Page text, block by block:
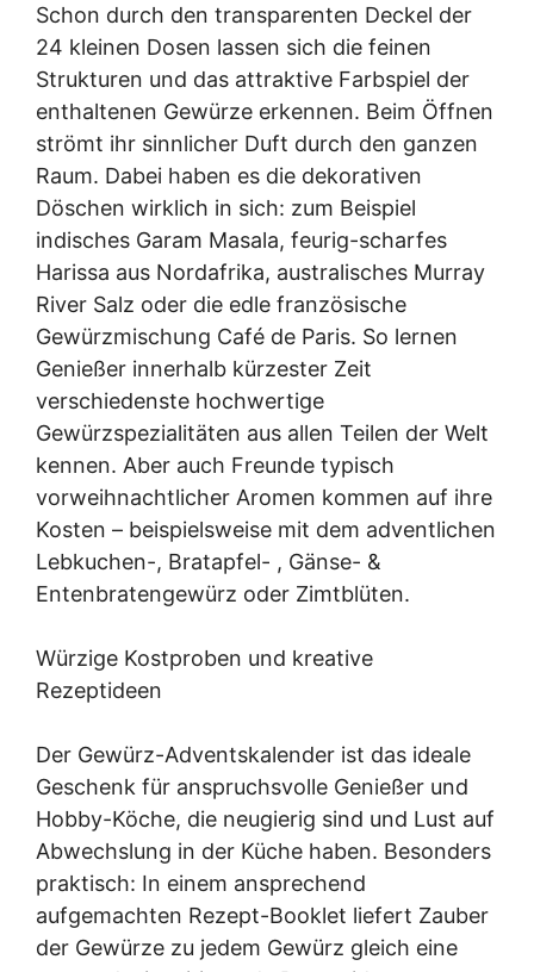
Schon durch den transparenten Deckel der
24 kleinen Dosen lassen sich die feinen
Strukturen und das attraktive Farbspiel der
enthaltenen Gewürze erkennen. Beim Öffnen
strömt ihr sinnlicher Duft durch den ganzen
Raum. Dabei haben es die dekorativen
Döschen wirklich in sich: zum Beispiel
indisches Garam Masala, feurig-scharfes
Harissa aus Nordafrika, australisches Murray
River Salz oder die edle französische
Gewürzmischung Café de Paris. So lernen
Genießer innerhalb kürzester Zeit
verschiedenste hochwertige
Gewürzspezialitäten aus allen Teilen der Welt
kennen. Aber auch Freunde typisch
vorweihnachtlicher Aromen kommen auf ihre
Kosten – beispielsweise mit dem adventlichen
Lebkuchen-, Bratapfel- , Gänse- &
Entenbratengewürz oder Zimtblüten.
Würzige Kostproben und kreative
Rezeptideen
Der Gewürz-Adventskalender ist das ideale
Geschenk für anspruchsvolle Genießer und
Hobby-Köche, die neugierig sind und Lust auf
Abwechslung in der Küche haben. Besonders
praktisch: In einem ansprechend
aufgemachten Rezept-Booklet liefert Zauber
der Gewürze zu jedem Gewürz gleich eine